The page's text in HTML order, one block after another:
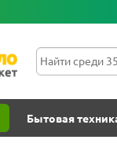
Бытовая